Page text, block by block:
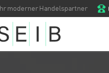
Ihr moderner Handelspartner